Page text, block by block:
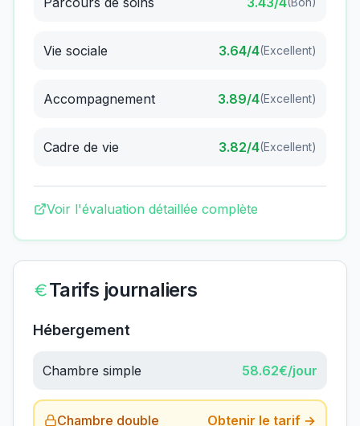
Vie sociale 3.64/4(Excellent)
Accompagnement 3.89/4(Excellent)
Cadre de vie 3.82/4(Excellent)
Voir l'évaluation détaillée complète
Tarifs journaliers
Hébergement
Chambre simple 58.62€/jour
Chambre double Obtenir le tarif →